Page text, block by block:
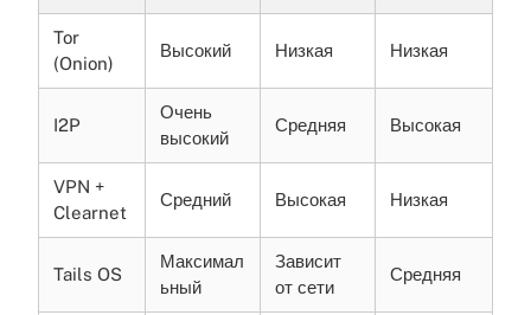
Tor
(Onion)
Высокий Низкая Низкая
I2P
Очень
высокий
Средняя Высокая
VPN +
Clearnet
Средний Высокая Низкая
Tails OS
Максимал
ьный
Зависит
от сети
Средняя